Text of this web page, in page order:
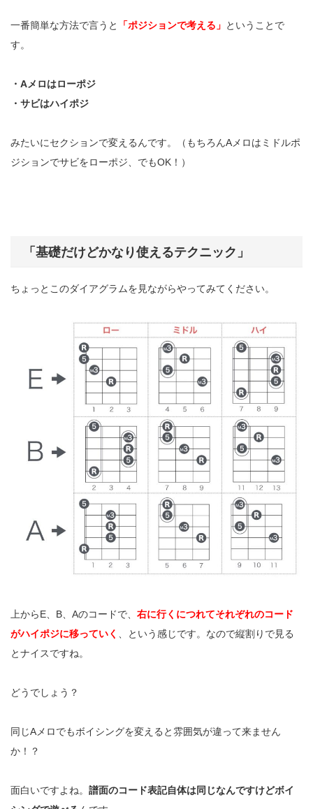
一番簡単な方法で言うと 「ポジションで考える」 ということで
す。
・Aメロはローポジ
・サビはハイポジ
みたいにセクションで変えるんです。（もちろんA メロはミドルポ
ジションでサビをローポジ、でもOK！）
「基礎だけどかなり使えるテクニック」
ちょっとこのダイアグラムを見ながらやってみてください。
上からE B Aのコードで、 右に行くにつれてそれぞれのコード
がハイポジに移っていく
、という感じです。なので縦割りで見る
とナイスですね。
どうでしょう？
同じA メロでもボイシングを変えると雰囲気が違って来ません
か！？
面白いですよね。 譜面のコード表記自体は同じなんですけどボイ